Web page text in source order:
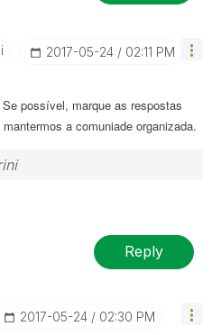
‎2017-05-24 02:11 PM
possível, marque as respostas
a comuniade organizada.
Reply
‎2017-05-24 02:30 PM